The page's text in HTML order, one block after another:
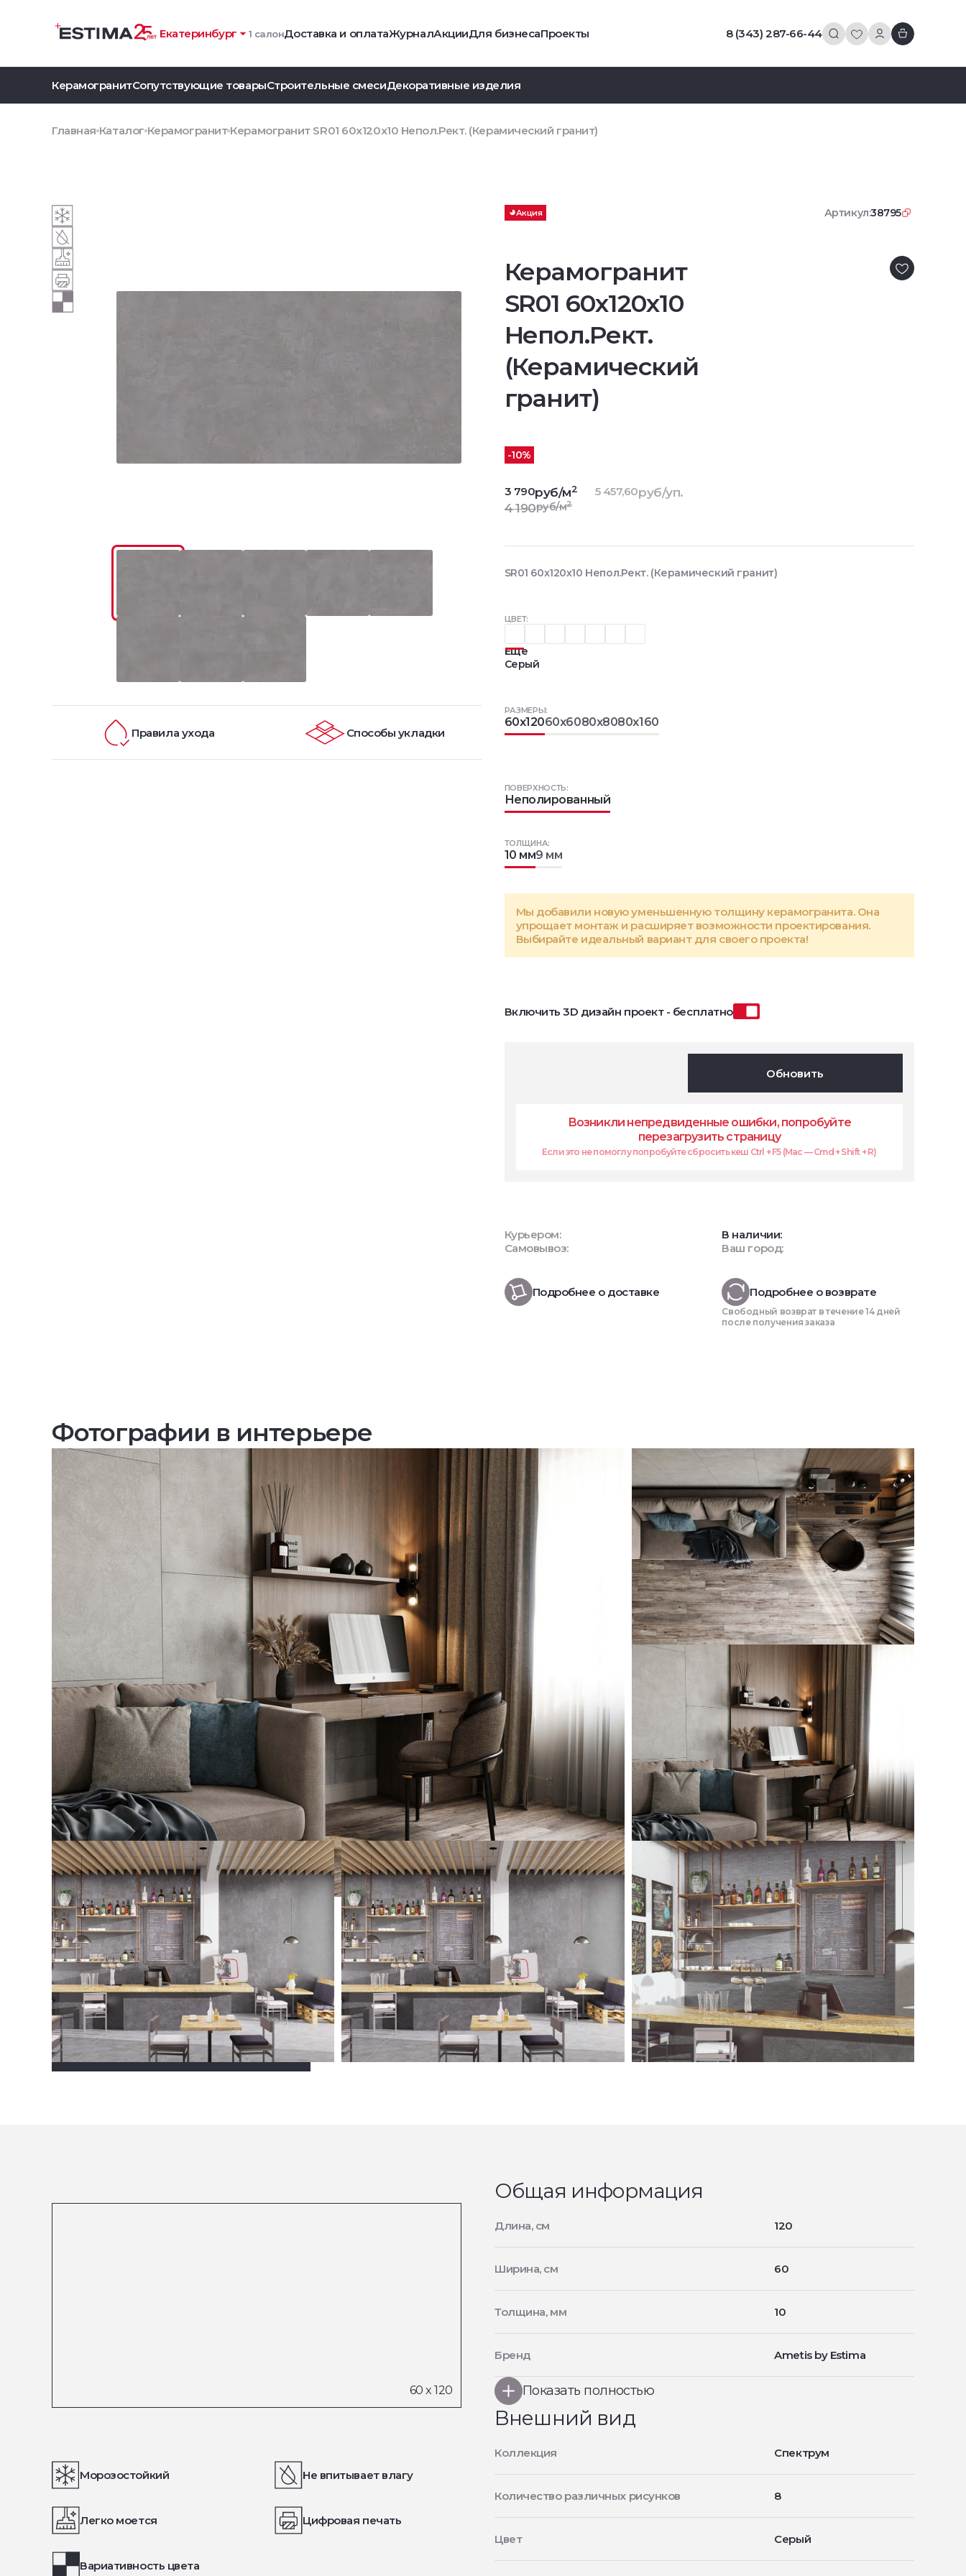
Екатеринбург 1 салонДоставка и оплатаЖурналАкцииДля бизнесаПроекты 8 (343) 287-66-44
КерамогранитСопутствующие товарыСтроительные смесиДекоративные изделия
Главная Каталог Керамогранит Керамогранит SR01 60x120х10 Непол.Рект. (Керамический гранит)
Акция Артикул:38795
Керамогранит
SR01 60x120х10
Непол.Рект.
(Керамический
гранит)
ЦВЕТ:
Еще
Серый
РАЗМЕРЫ:
60x12060x6080x8080x160
ТОЛЩИНА:
10 мм9 мм
ПОВЕРХНОСТЬ:
Неполированный
Мы добавили новую уменьшенную толщину керамогранита. Она
упрощает монтаж и расширяет возможности проектирования.
Выбирайте идеальный вариант для своего проекта!
Включить 3D дизайн проект - бесплатно
-10%
3 790руб/м2
4 190руб/м2
5 457,60руб/уп.
Обновить
Возникли непредвиденные ошибки, попробуйте
перезагрузить страницу
Если это не помоглу попробуйте сбросить кеш Ctrl + F5 (Mac — Cmd + Shift + R)
Курьером:
Самовывоз:
В наличии:
Ваш город:
Подробнее о доставке Подробнее о возврате
Свободный возврат в течение 14 дней
после получения заказа
SR01 60x120х10 Непол.Рект. (Керамический гранит)
Правила ухода Способы укладки
Фотографии в интерьере
Посмотреть все проекты
Морозостойкий Не впитывает влагу
Легко моется Цифровая печать
Вариативность цвета
Общая информация
Длина, см 120
Ширина, см 60
Толщина, мм 10
Бренд Ametis by Estima
Показать полностью
Внешний вид
Коллекция Спектрум
Количество различных рисунков 8
Цвет Серый